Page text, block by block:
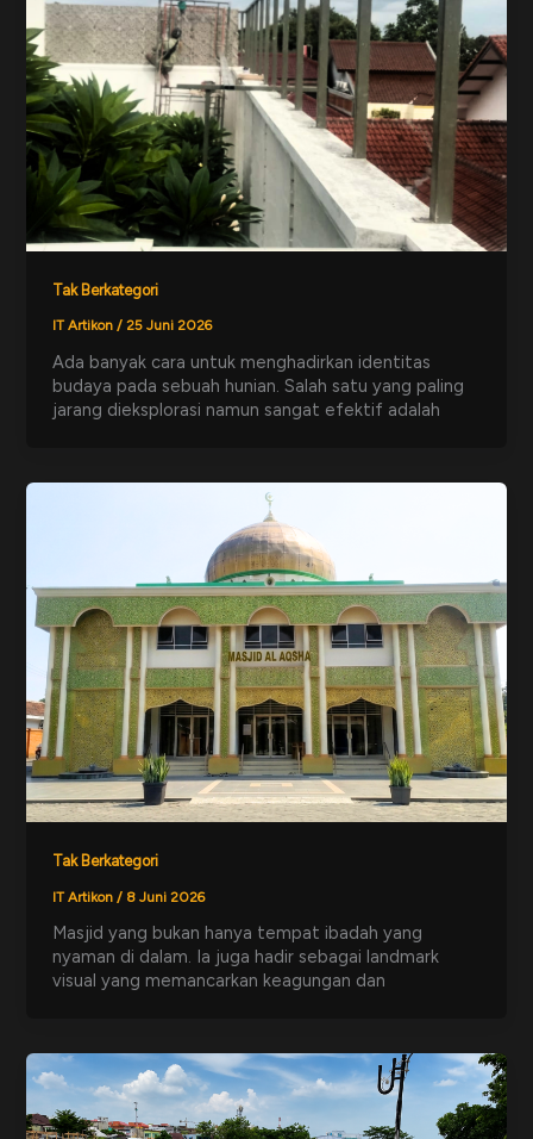
Tak Berkategori
IT Artikon/25 Juni 2026
Ada banyak cara untuk menghadirkan identitas
budaya pada sebuah hunian. Salah satu yang paling
jarang dieksplorasi namun sangat efektif adalah
Tak Berkategori
IT Artikon / 8 Juni 2026
Masjid yang bukan hanya tempat ibadah yang
nyaman di dalam. Ia juga hadir sebagai landmark
visual yang memancarkan keagungan dan